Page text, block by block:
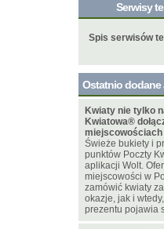
Serwisy
Spis serwisów
Ostatnio dodane
Kwiaty nie tylko
Kwiatowa®
miejscowościach
Świeże bukiety i
punktów Poczty
aplikacji Wolt.
miejscowości w
zamówić kwiaty
okazje, jak i
prezentu pojawia